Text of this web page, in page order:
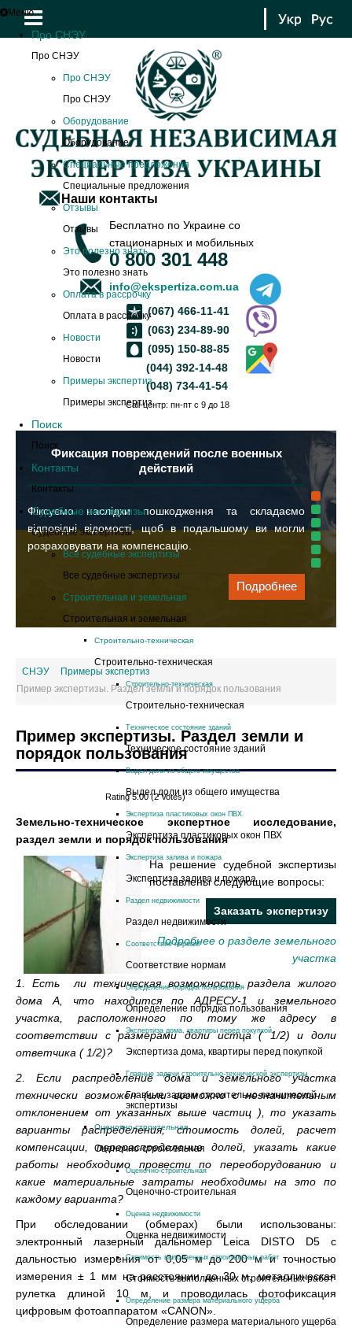
Меню
Про СНЭУ
Про СНЭУ
Про СНЭУ
Про СНЭУ
Оборудование
Оборудование
Специальные предложения
Специальные предложения
Отзывы
Отзывы
Это полезно знать
Это полезно знать
Оплата в рассрочку
Оплата в рассрочку
Новости
Новости
Примеры экспертиз
Примеры экспертиз
Поиск
Поиск
Контакты
Контакты
Судебные экспертизы
Судебные экспертизы
Все судебные экспертизы
Все судебные экспертизы
Строительная и земельная
Строительная и земельная
Cтроительно-техническая
Cтроительно-техническая
Cтроительно-техническая
Cтроительно-техническая
Техническое состояние зданий
Техническое состояние зданий
Выдел доли из общего имущества
Выдел доли из общего имущества
Экспертиза пластиковых окон ПВХ
Экспертиза пластиковых окон ПВХ
Экспертиза залива и пожара
Экспертиза залива и пожара
Раздел недвижимости
Раздел недвижимости
Соответствие нормам
Соответствие нормам
Определение порядка пользования
Определение порядка пользования
Экспертиза дома, квартиры перед покупкой
Экспертиза дома, квартиры перед покупкой
Главные задачи строительно-технической экспертизы
Главные задачи строительно-технической
экспертизы
Оценочно-строительная
Оценочно-строительная
Оценочно-строительная
Оценочно-строительная
Оценка недвижимости
Оценка недвижимости
Стоимость выполненных строительных работ
Стоимость выполненных строительных работ
Определение размера материального ущерба
Определение размера материального ущерба
Наши контакты
Бесплатно по Украине со
стационарных и мобильных
0 800 301 448
info@ekspertiza.com.ua
(067) 466-11-41
(063) 234-89-90
(095) 150-88-85
(044) 392-14-48
(048) 734-41-54
Call-центр: пн-пт с 9 до 18
Фиксация повреждений после военных
действий
Фіксуємо наслідки пошкодження та складаємо
відповідні відомості, щоб в подальшому ви могли
розраховувати на компенсацію.
Подробнее
СНЭУ
Примеры экспертиз
Пример экспертизы. Раздел земли и порядок пользования
Пример экспертизы. Раздел земли и
порядок пользования
Rating 5.00 (2 Votes)
Земельно-техническое экспертное исследование,
раздел земли и порядок пользования
На решение судебной экспертизы
поставлены следующие вопросы:
Заказать экспертизу
Подробнее о разделе земельного
участка
1. Есть ли техническая возможность раздела жилого
дома А, что находится по АДРЕСУ-1 и земельного
участка, расположенного по тому же адресу в
соответствии с размерами доли истца ( 1/2) и доли
ответчика ( 1/2)?
2. Если распределение дома и земельного участка
технически возможен (или возможно с незначительным
отклонением от указанных выше частиц ), то указать
варианты распределения, стоимость долей, расчет
компенсации, перераспределение долей, указать какие
работы необходимо провести по переоборудованию и
какие материальные затраты необходимы на это по
каждому варианта?
При обследовании (обмерах) были использованы:
электронный лазерный дальномер Leica DISTO D5 с
дальностью измерения от 0,05 м до 200 м и точностью
измерения ± 1 мм на расстоянии до 30 м, металлическая
рулетка длиной 10 м, и проводилась фотофиксация
цифровым фотоаппаратом «CANON».